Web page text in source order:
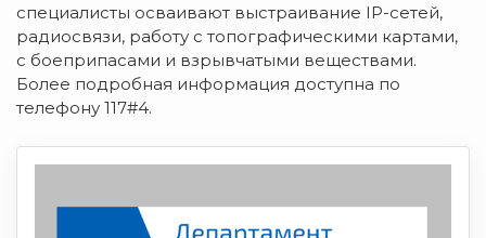
специалисты осваивают выстраивание IP-сетей,
радиосвязи, работу с топографическими картами,
с боеприпасами и взрывчатыми веществами.
Более подробная информация доступна по
телефону 117#4.